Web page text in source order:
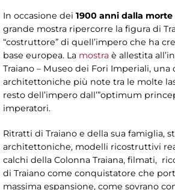
In occasione dei 1900 anni dalla morte
grande mostra ripercorre la figura di
“costruttore” di quell’impero che ha
base europea. La mostra è allestita
Traiano – Museo dei Fori Imperiali,
architettoniche più note tra le molte
resto dell’impero dall’”optimum
imperatori.
Ritratti di Traiano e della sua famiglia,
architettoniche, modelli ricostruttivi
calchi della Colonna Traiana, filmati,
di Traiano come conquistatore che
massima espansione, come sovrano